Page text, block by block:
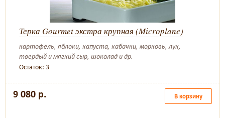
Терка Gourmet экстра крупная (Microplane)
картофель, яблоки, капуста, кабачки, морковь, лук,
твердый и мягкий сыр, шоколад и др.
Остаток: 3
9 080 р. В корзину